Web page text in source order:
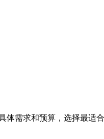
需求和预算，选择最适